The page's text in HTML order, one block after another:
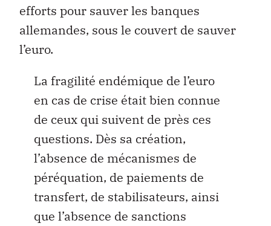
efforts pour sauver les banques
allemandes, sous le couvert de sauver
l’euro.
La fragilité endémique de l’euro
en cas de crise était bien connue
de ceux qui suivent de près ces
questions. Dès sa création,
l’absence de mécanismes de
péréquation, de paiements de
transfert, de stabilisateurs, ainsi
que l’absence de sanctions